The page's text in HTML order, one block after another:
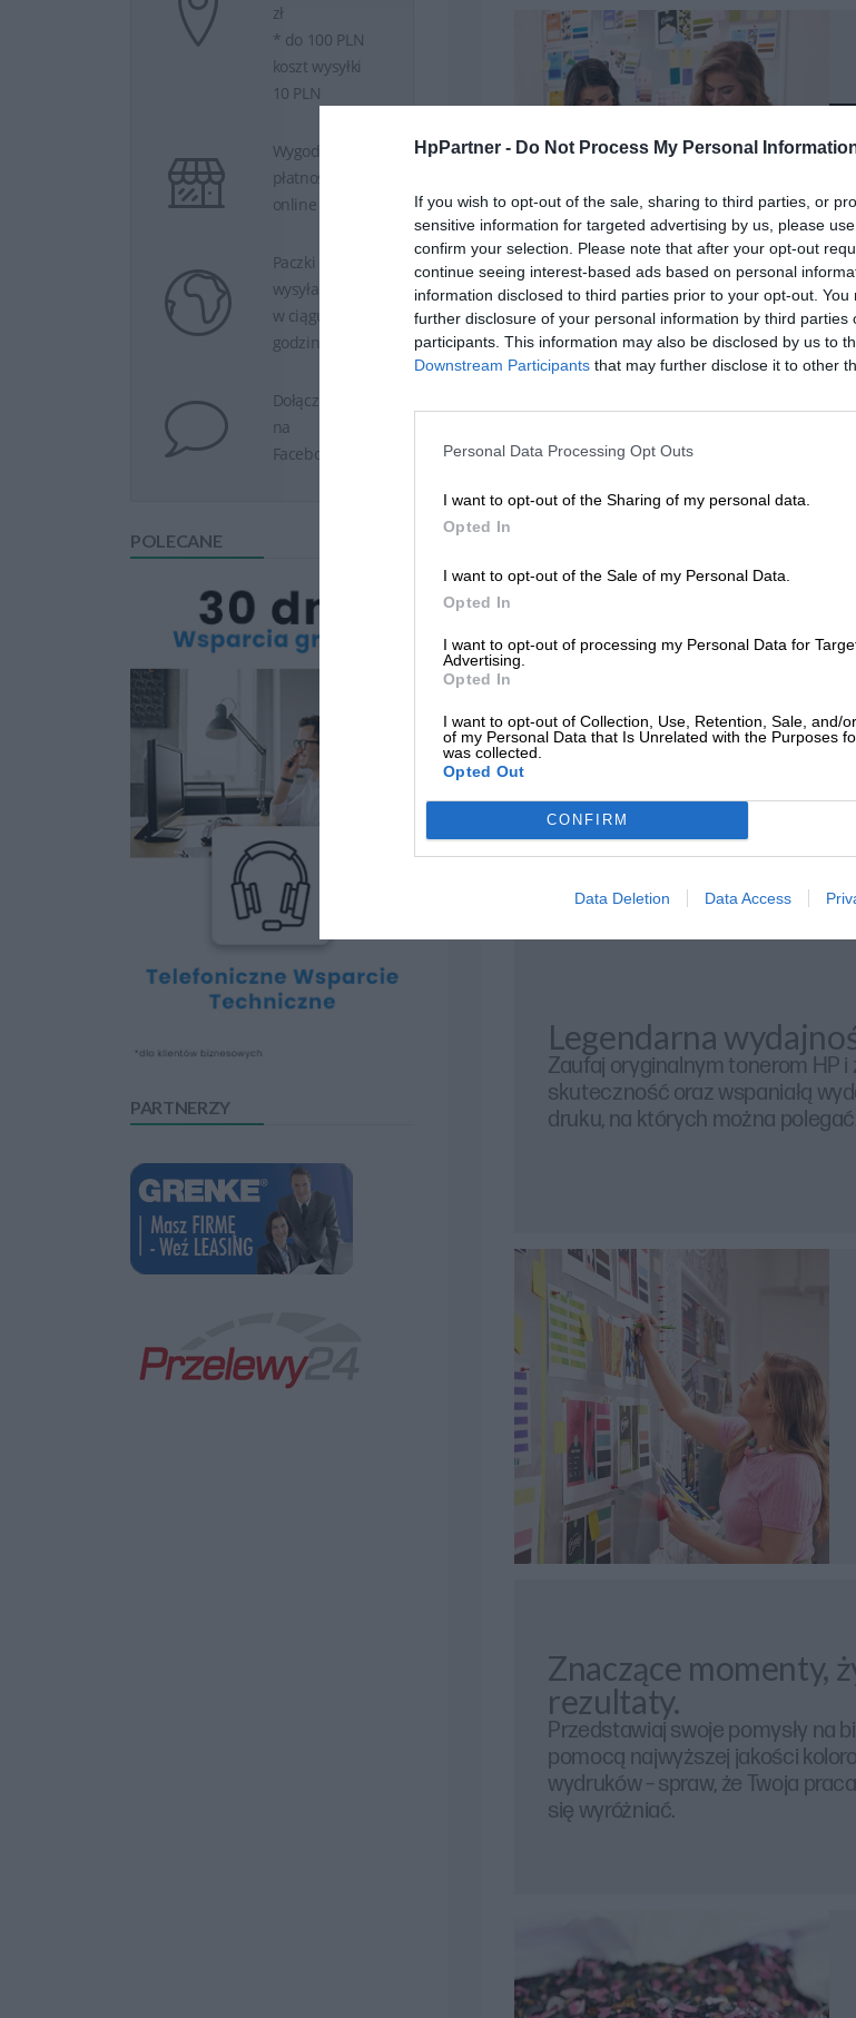
HpPartner - Do Not Process My Personal
If you wish to opt-out of the sale, sharing to third parties, or
sensitive information for targeted advertising by us, please
confirm your selection. Please note that after your opt-out
continue seeing interest-based ads based on personal
information disclosed to third parties prior to your opt-out.
further disclosure of your personal information by third parties
participants. This information may also be disclosed by us to
Downstream Participants that may further disclose it to other
Personal Data Processing Opt Outs
I want to opt-out of the Sharing of my personal data.
Opted In
I want to opt-out of the Sale of my Personal Data.
Opted In
I want to opt-out of processing my Personal Data for
Advertising.
Opted In
I want to opt-out of Collection, Use, Retention, Sale, and/
of my Personal Data that Is Unrelated with the Purposes
was collected.
Opted Out
CONFIRM
Data Deletion Data Access
zł
* do 100 PLN
koszt wysyłki
10 PLN
Wygodne
płatności
online
Paczki
wysyłamy
w ciągu 24
godzin.
Dołącz do nas
na
Facebooku.
POLECANE
PARTNERZY
Tonery HP są zazwyczaj łatwe w instalacji.
poprawnie zamontować toner w drukarce.
Aby zapewnić optymalne działanie drukarki,
są testowane i dostosowane do konkretnych
niezawodność.
Tonery HP są integralną częścią procesu
wysoką jakość wydruków, trwałość oraz
uzyskania optymalnych wyników drukowania.
Legendarna
Zaufaj oryginalnym tonerom HP i
skuteczność oraz wspaniałą
druku, na których można
Znaczące momenty,
rezultaty.
Przedstawiaj swoje pomysły na
pomocą najwyższej jakości
wydruków – spraw, że Twoja
się wyróżniać.